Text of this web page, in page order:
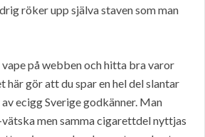
röker upp själva staven som man
på webben och hitta bra varor
här gör att du spar en hel del slantar
ecigg Sverige godkänner. Man
men samma cigarettdel nyttjas